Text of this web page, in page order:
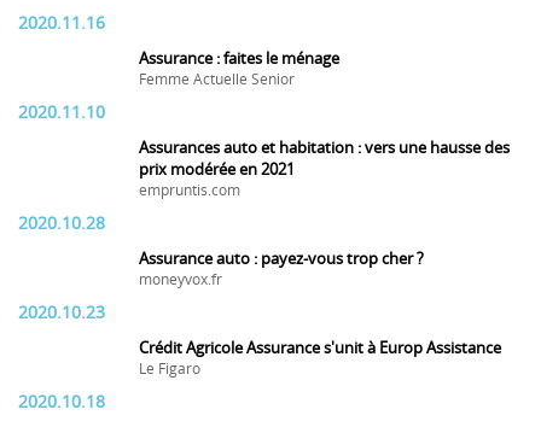
2020.11.16
Assurance : faites le ménage
Femme Actuelle Senior
2020.11.10
Assurances auto et habitation : vers une hausse des
prix modérée en 2021
empruntis.com
2020.10.28
Assurance auto : payez-vous trop cher ?
moneyvox.fr
2020.10.23
Crédit Agricole Assurance s'unit à Europ Assistance
Le Figaro
2020.10.18